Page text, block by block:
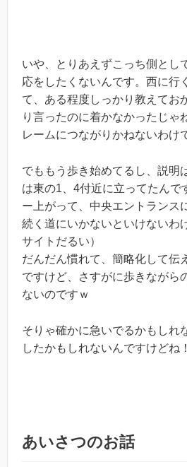
いや、とりあえずこっち側とし
応をしたくないんです。西に行
て、ある程度しっかり教えてお
り言ったのに着かなかったじゃ
レームにつながりかねないわけ
でももう歩き始めてるし、説明
は東の1、4付近に立ってたんで
ー上がって、中央エントランス
続く道にいかないといけないわ
サイトだるい）
だんだん慣れて、簡略化して伝
ですけど、さすがに歩きながら
ないのですｗ
そりゃ確かに急いでるかもしれ
したかもしれないんですけどね
あいさつのお話